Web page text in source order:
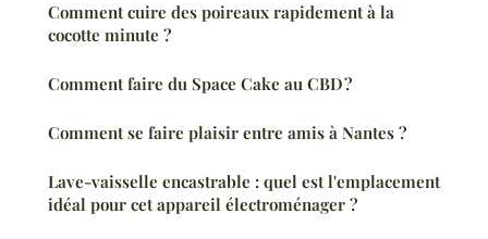
Comment cuire des poireaux rapidement à la
cocotte minute ?
Comment faire du Space Cake au CBD ?
Comment se faire plaisir entre amis à Nantes ?
Lave-vaisselle encastrable : quel est l'emplacement
idéal pour cet appareil électroménager ?